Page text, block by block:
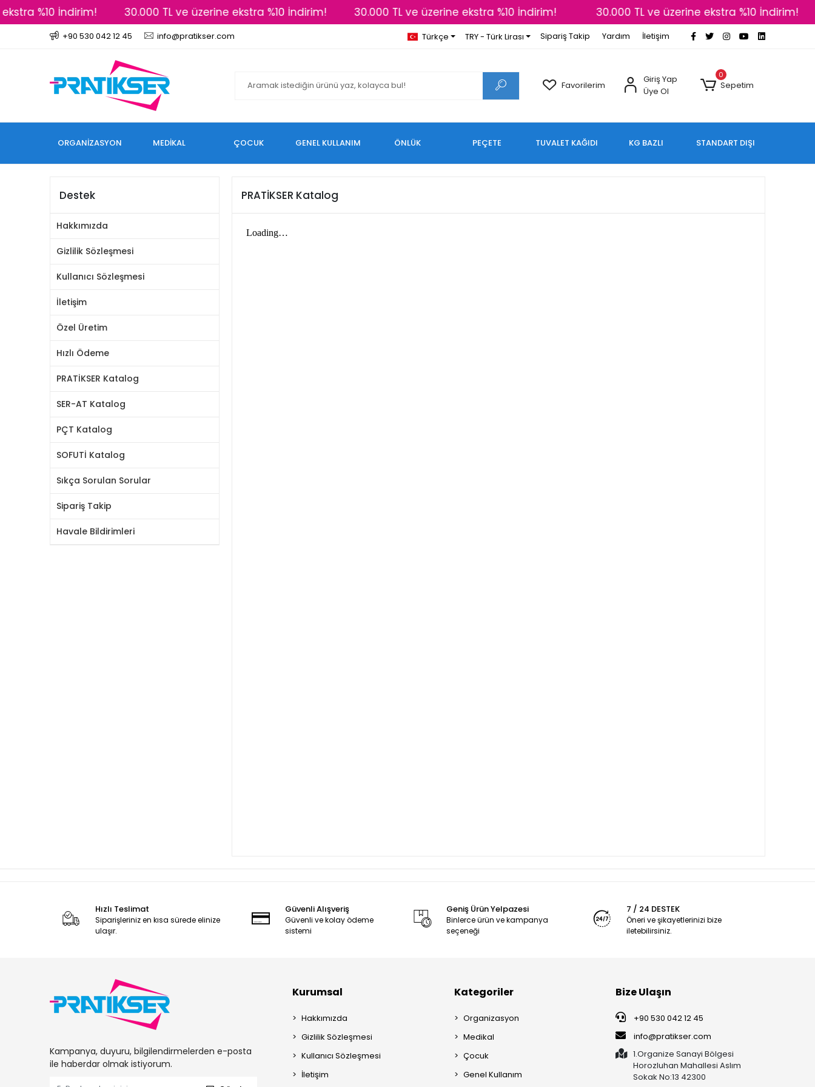
%10 İndirim! 30.000 TL ve üzerine ekstra %10 İndirim! 30.000 TL ve üzerine ekstra %10 İndirim! 30.000 TL ve üzerine ekstra %10 İndirim!
+90 530 042 12 45 info@pratikser.com Türkçe TRY - Türk Lirası Sipariş Takip Yardım İletişim
Favorilerim
Giriş Yap
Üye Ol
0
Sepetim
ORGANİZASYON MEDİKAL ÇOCUK GENEL KULLANIM ÖNLÜK PEÇETE TUVALET KAĞIDI KG BAZLI STANDART DIŞI
Destek
Hakkımızda
Gizlilik Sözleşmesi
Kullanıcı Sözleşmesi
İletişim
Özel Üretim
Hızlı Ödeme
PRATİKSER Katalog
SER-AT Katalog
PÇT Katalog
SOFUTİ Katalog
Sıkça Sorulan Sorular
Sipariş Takip
Havale Bildirimleri
PRATİKSER Katalog
Hızlı Teslimat
Siparişleriniz en kısa sürede elinize
ulaşır.
Güvenli Alışveriş
Güvenli ve kolay ödeme
sistemi
Geniş Ürün Yelpazesi
Binlerce ürün ve kampanya
seçeneği
7 / 24 DESTEK
Öneri ve şikayetlerinizi bize
iletebilirsiniz.
Kampanya, duyuru, bilgilendirmelerden e-posta
ile haberdar olmak istiyorum.
Kurumsal
Hakkımızda
Gizlilik Sözleşmesi
Kullanıcı Sözleşmesi
İletişim
Kategoriler
Organizasyon
Medikal
Çocuk
Genel Kullanım
Bize Ulaşın
+90 530 042 12 45
info@pratikser.com
1.Organize Sanayi Bölgesi
Horozluhan Mahallesi Aslım
Sokak No:13 42300